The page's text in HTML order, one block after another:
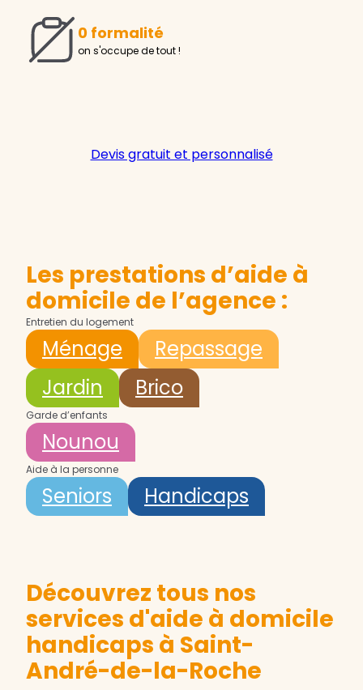
0 formalité
on s'occupe de tout !
Devis gratuit et personnalisé
Les prestations d’aide à
domicile de l’agence :
Entretien du logement
Ménage
Repassage
Jardin
Brico
Garde d’enfants
Nounou
Aide à la personne
Seniors Handicaps
Découvrez tous nos
services d'aide à domicile
handicaps à Saint-
André-de-la-Roche